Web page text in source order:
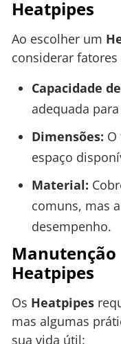
Heatpipes
Ao escolher um
considerar fatores
Capacidade
adequada
Dimensões: O
espaço
Material:
comuns, mas
desempenho.
Manutenção
Heatpipes
Os Heatpipes
mas algumas
sua vida útil: